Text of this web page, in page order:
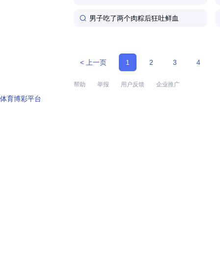
男子吃了两个肉粽后狂吐鲜血
< 上一页 1 2 3 4
帮助 举报 用户反馈 企业推广
体育博彩平台